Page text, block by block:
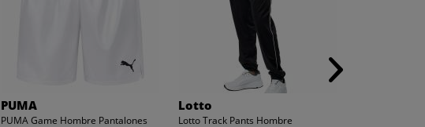
PUMA
PUMA Game Hombre Pantalones
Lotto
Lotto Track Pants Hombre